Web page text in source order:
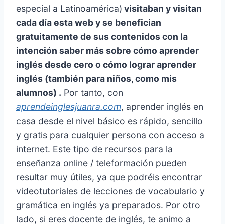
especial a Latinoamérica) visitaban y visitan
cada día esta web y se benefician
gratuitamente de sus contenidos con la
intención saber más sobre cómo aprender
inglés desde cero o cómo lograr aprender
inglés (también para niños, como mis
alumnos) . Por tanto, con
aprendeinglesjuanra.com, aprender inglés en
casa desde el nivel básico es rápido, sencillo
y gratis para cualquier persona con acceso a
internet. Este tipo de recursos para la
enseñanza online / teleformación pueden
resultar muy útiles, ya que podréis encontrar
videotutoriales de lecciones de vocabulario y
gramática en inglés ya preparados. Por otro
lado, si eres docente de inglés, te animo a